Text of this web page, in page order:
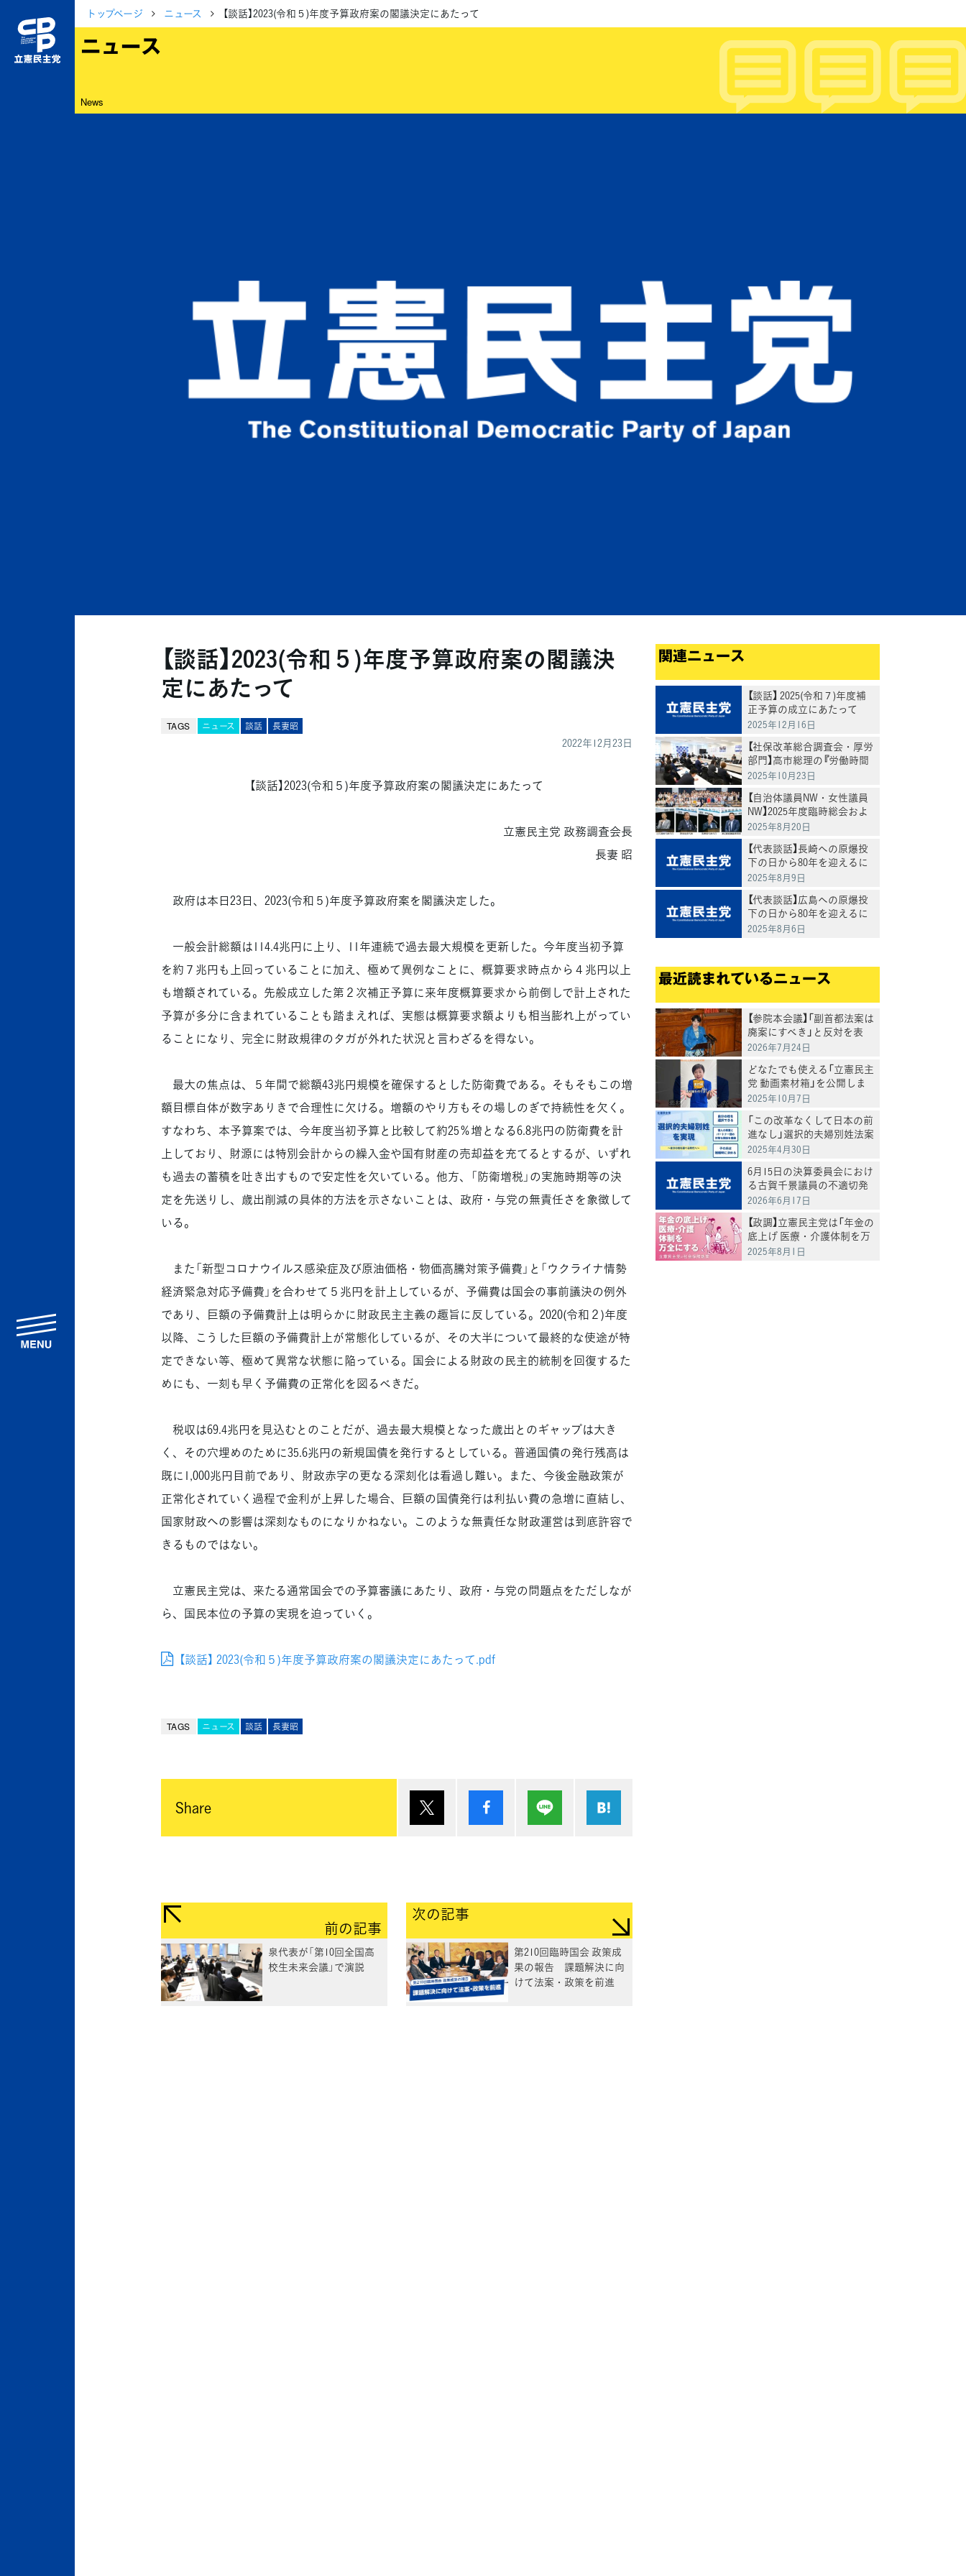
トップページ ニュース 【談話】2023(令和５)年度予算政府案の閣議決定にあたって
ニュース
News
【談話】2023(令和５)年度予算政府案の閣議決
定にあたって
TAGS ニュース 談話 長妻昭
2022年12月23日
【談話】2023(令和５)年度予算政府案の閣議決定にあたって
立憲民主党 政務調査会長
長妻 昭
政府は本日23日、2023(令和５)年度予算政府案を閣議決定した。
一般会計総額は114.4兆円に上り、11年連続で過去最大規模を更新した。今年度当初予算
を約７兆円も上回っていることに加え、極めて異例なことに、概算要求時点から４兆円以上
も増額されている。先般成立した第２次補正予算に来年度概算要求から前倒しで計上された
予算が多分に含まれていることも踏まえれば、実態は概算要求額よりも相当膨れ上がってい
ることになり、完全に財政規律のタガが外れた状況と言わざるを得ない。
最大の焦点は、５年間で総額43兆円規模を確保するとした防衛費である。そもそもこの増
額目標自体が数字ありきで合理性に欠ける。増額のやり方もその場しのぎで持続性を欠く。
すなわち、本予算案では、今年度当初予算と比較して約25％増となる6.8兆円の防衛費を計
上しており、財源には特別会計からの繰入金や国有財産の売却益を充てるとするが、いずれ
も過去の蓄積を吐き出すもので安定性を欠いている。他方、「防衛増税」の実施時期等の決
定を先送りし、歳出削減の具体的方法を示さないことは、政府・与党の無責任さを象徴して
いる。
また「新型コロナウイルス感染症及び原油価格・物価高騰対策予備費」と「ウクライナ情勢
経済緊急対応予備費」を合わせて５兆円を計上しているが、予備費は国会の事前議決の例外
であり、巨額の予備費計上は明らかに財政民主主義の趣旨に反している。2020(令和２)年度
以降、こうした巨額の予備費計上が常態化しているが、その大半について最終的な使途が特
定できない等、極めて異常な状態に陥っている。国会による財政の民主的統制を回復するた
めにも、一刻も早く予備費の正常化を図るべきだ。
税収は69.4兆円を見込むとのことだが、過去最大規模となった歳出とのギャップは大き
く、その穴埋めのために35.6兆円の新規国債を発行するとしている。普通国債の発行残高は
既に1,000兆円目前であり、財政赤字の更なる深刻化は看過し難い。また、今後金融政策が
正常化されていく過程で金利が上昇した場合、巨額の国債発行は利払い費の急増に直結し、
国家財政への影響は深刻なものになりかねない。このような無責任な財政運営は到底許容で
きるものではない。
立憲民主党は、来たる通常国会での予算審議にあたり、政府・与党の問題点をただしなが
ら、国民本位の予算の実現を迫っていく。
【談話】 2023(令和５)年度予算政府案の閣議決定にあたって.pdf
TAGS ニュース 談話 長妻昭
Share シェア Lineで送る
前の記事
泉代表が「第10回全国高
校生未来会議」で演説
次の記事
第210回臨時国会 政策成
果の報告 課題解決に向
けて法案・政策を前進
関連ニュース
【談話】 2025(令和７)年度補
正予算の成立にあたって
～ 経済、財政、国民生活
2025年12月16日
【社保改革総合調査会・厚労
部門】高市総理の『労働時間
規制の緩和検討』について、
護団よりヒアリング
2025年10月23日
【自治体議員NW・女性議員
NW】2025年度臨時総会およ
び合同夏季研修会を開催
2025年8月20日
【代表談話】長崎への原爆投
下の日から80年を迎えるに
あたって
2025年8月9日
【代表談話】広島への原爆投
下の日から80年を迎えるに
あたって
2025年8月6日
最近読まれているニュース
【参院本会議】「副首都法案は
廃案にすべき」と反対を表
明 岸真紀子議員
2026年7月24日
どなたでも使える「立憲民主
党 動画素材箱」を公開しま
した
2025年10月7日
「この改革なくして日本の前
進なし」選択的夫婦別姓法案
を提出
2025年4月30日
6月15日の決算委員会におけ
る古賀千景議員の不適切発
言と処分について
2026年6月17日
【政調】立憲民主党は「年金の
底上げ 医療・介護体制を万
全にする」
2025年8月1日